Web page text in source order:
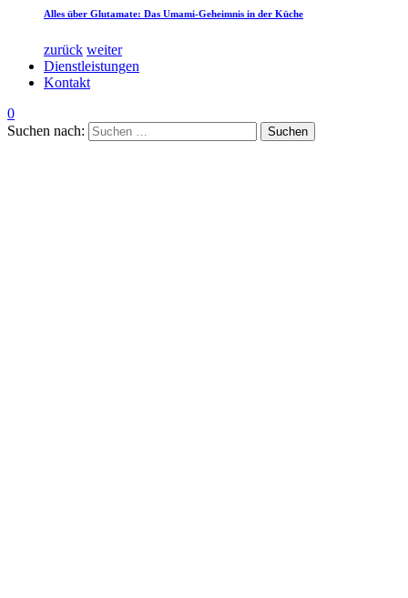
Alles über Glutamate: Das Umami-Geheimnis in der Küche
zurück weiter
Dienstleistungen
Kontakt
0
Suchen nach: